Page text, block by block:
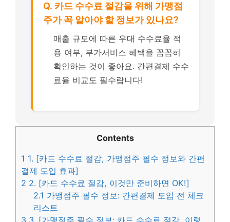
Q. 카드 수수료 절감을 위해 가맹점
주가 꼭 알아야 할 정보가 있나요?
매출 규모에 따른 우대 수수료율 적
용 여부, 부가서비스 혜택을 꼼꼼히
확인하는 것이 좋아요. 간편결제 수수
료율 비교도 필수랍니다!
Contents
1 1. [카드 수수료 절감, 가맹점주 필수 정보와 간편
결제 도입 효과]
2 2. [카드 수수료 절감, 이것만 준비하면 OK!]
2.1 가맹점주 필수 정보: 간편결제 도입 전 체크
리스트
3 3. [가맹점주 필수 정보: 카드 수수료 절감, 이렇